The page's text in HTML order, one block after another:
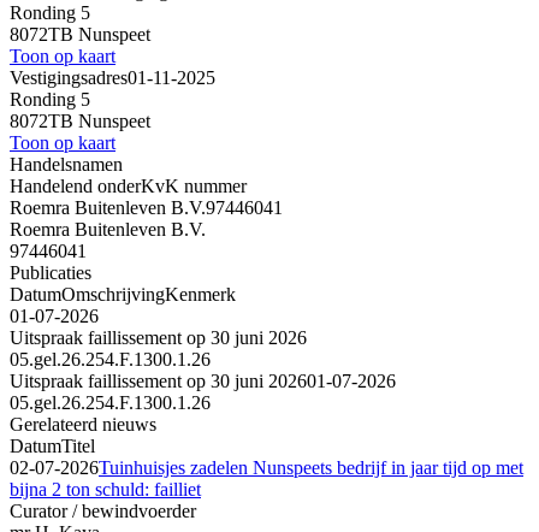
Ronding 5
8072TB Nunspeet
Toon op kaart
Vestigingsadres01-11-2025
Ronding 5
8072TB Nunspeet
Toon op kaart
Handelsnamen
Handelend onderKvK nummer
Roemra Buitenleven B.V.97446041
Roemra Buitenleven B.V.
97446041
Publicaties
DatumOmschrijvingKenmerk
01-07-2026
Uitspraak faillissement op 30 juni 2026
05.gel.26.254.F.1300.1.26
Uitspraak faillissement op 30 juni 202601-07-2026
05.gel.26.254.F.1300.1.26
Gerelateerd nieuws
DatumTitel
02-07-2026Tuinhuisjes zadelen Nunspeets bedrijf in jaar tijd op met
bijna 2 ton schuld: failliet
Curator / bewindvoerder